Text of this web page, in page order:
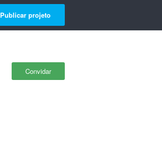
Publicar projeto
Convidar